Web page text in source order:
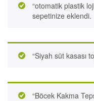
“otomatik plastik
sepetinize eklendi.
“Siyah süt kasası
“Böcek Kakma